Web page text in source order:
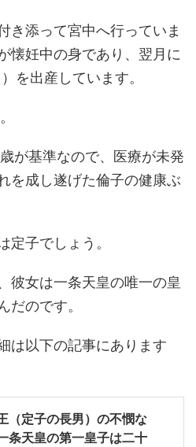
き添って宮中へ行っていま
懐妊中の身であり、翌月に
を出産しています。
が基準なので、医療が未発
を成し遂げた倫子の健康ぶ
定子でしょう。
彼女は一条天皇の唯一の皇
だのです。
は以下の記事にあります
（定子の長男）の不憫な
条天皇の第一皇子は二十